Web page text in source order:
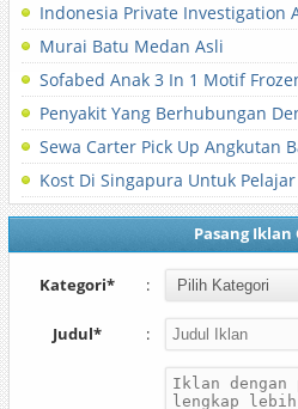
Indonesia Private Investigation
Murai Batu Medan Asli
Sofabed Anak 3 In 1 Motif
Penyakit Yang Berhubungan
Sewa Carter Pick Up Angkutan
Kost Di Singapura Untuk
Pasang Iklan
Kategori* :
Judul* :